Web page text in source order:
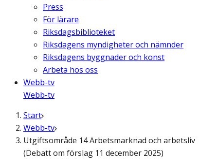
Press
För lärare
Riksdagsbiblioteket
Riksdagens myndigheter och nämnder
Riksdagens byggnader och konst
Arbeta hos oss
Webb-tv
Webb-tv
Start
Webb-tv
Utgiftsområde 14 Arbetsmarknad och arbetsliv
(Debatt om förslag 11 december 2025)